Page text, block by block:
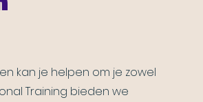
kan je helpen om je zowel
Training bieden we